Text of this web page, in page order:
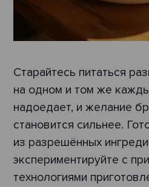
Старайтесь питаться
на одном и том же
надоедает, и желание
становится сильнее.
из разрешённых
экспериментируйте с
технологиями